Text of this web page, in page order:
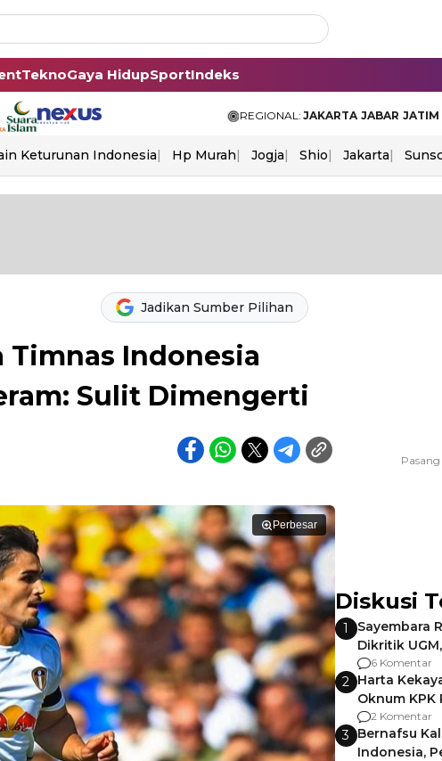
TeknoGaya HidupSportIndeks
REGIONAL: JAKARTA JABAR JATIM
Keturunan Indonesia Hp Murah Jogja Shio Jakarta
Jadikan Sumber Pilihan
Timnas Indonesia
Sulit Dimengerti
Perbesar
Diskusi
1
Sayembara
Dikritik
Gagalnya
6 Komentar
2 Harta
Oknum KPK
Pemalang
2 Komentar
3 Bernafsu
Indonesia,